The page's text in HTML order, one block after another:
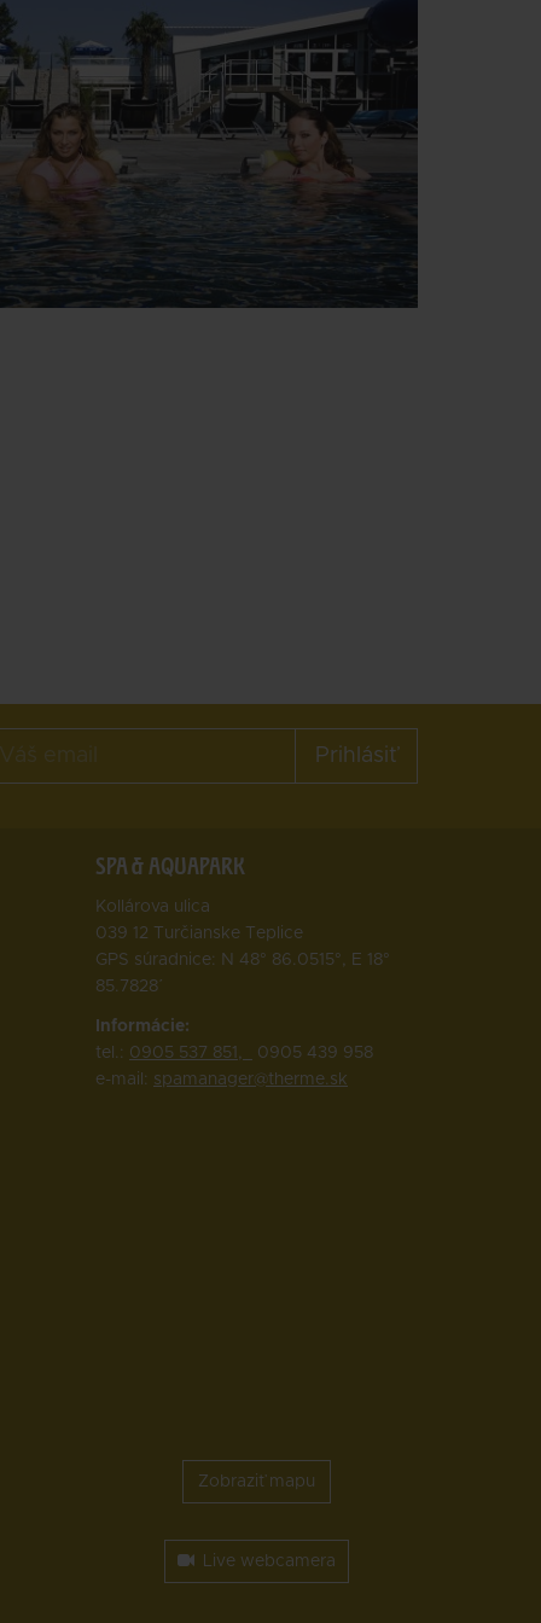
Prihlásiť
SPA & AQUAPARK
Kollárova ulica
039 12 Turčianske Teplice
GPS súradnice: N 48° 86.0515°, E 18°
85.7828΄
Informácie:
tel.: 0905 537 851,
0905 439 958
e-mail: spamanager@therme.sk
Zobraziť mapu
Live webcamera